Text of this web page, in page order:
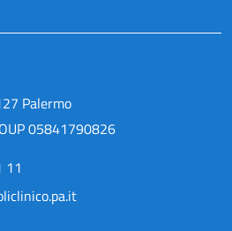
Palermo
05841790826
11